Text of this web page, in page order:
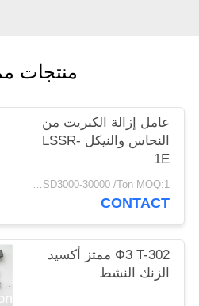
PRIVACY
POLICY
منتجات
عامل إزالة الكبريت من
النحاس والنيكل LSSR-
1E
USD3000-30000 /Ton MOQ:1 كغم
CONTACT
Ф3 T-302 ممتز أكسيد
الزنك النشط